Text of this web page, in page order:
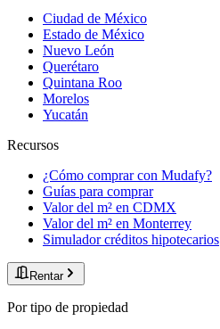
Ciudad de México
Estado de México
Nuevo León
Querétaro
Quintana Roo
Morelos
Yucatán
Recursos
¿Cómo comprar con Mudafy?
Guías para comprar
Valor del m² en CDMX
Valor del m² en Monterrey
Simulador créditos hipotecarios
Rentar
Por tipo de propiedad